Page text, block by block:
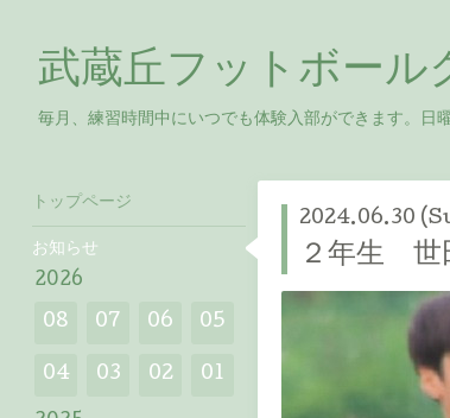
武蔵丘フットボール
毎月、練習時間中にいつでも体験入部ができます
2024.06.30
２年生 世
トップページ
お知らせ
2026
08 07 06 05
04 03 02 01